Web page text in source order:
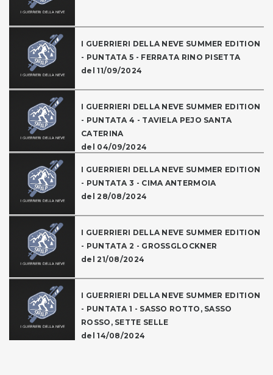
I GUERRIERI DELLA NEVE SUMMER EDITION
- PUNTATA 5 - FERRATA RINO PISETTA
del 11/09/2024
I GUERRIERI DELLA NEVE SUMMER EDITION
- PUNTATA 4 - TAVIELA PEJO SANTA
CATERINA
del 04/09/2024
I GUERRIERI DELLA NEVE SUMMER EDITION
- PUNTATA 3 - CIMA ANTERMOIA
del 28/08/2024
I GUERRIERI DELLA NEVE SUMMER EDITION
- PUNTATA 2 - GROSSGLOCKNER
del 21/08/2024
I GUERRIERI DELLA NEVE SUMMER EDITION
- PUNTATA 1 - SASSO ROTTO, SASSO
ROSSO, SETTE SELLE
del 14/08/2024